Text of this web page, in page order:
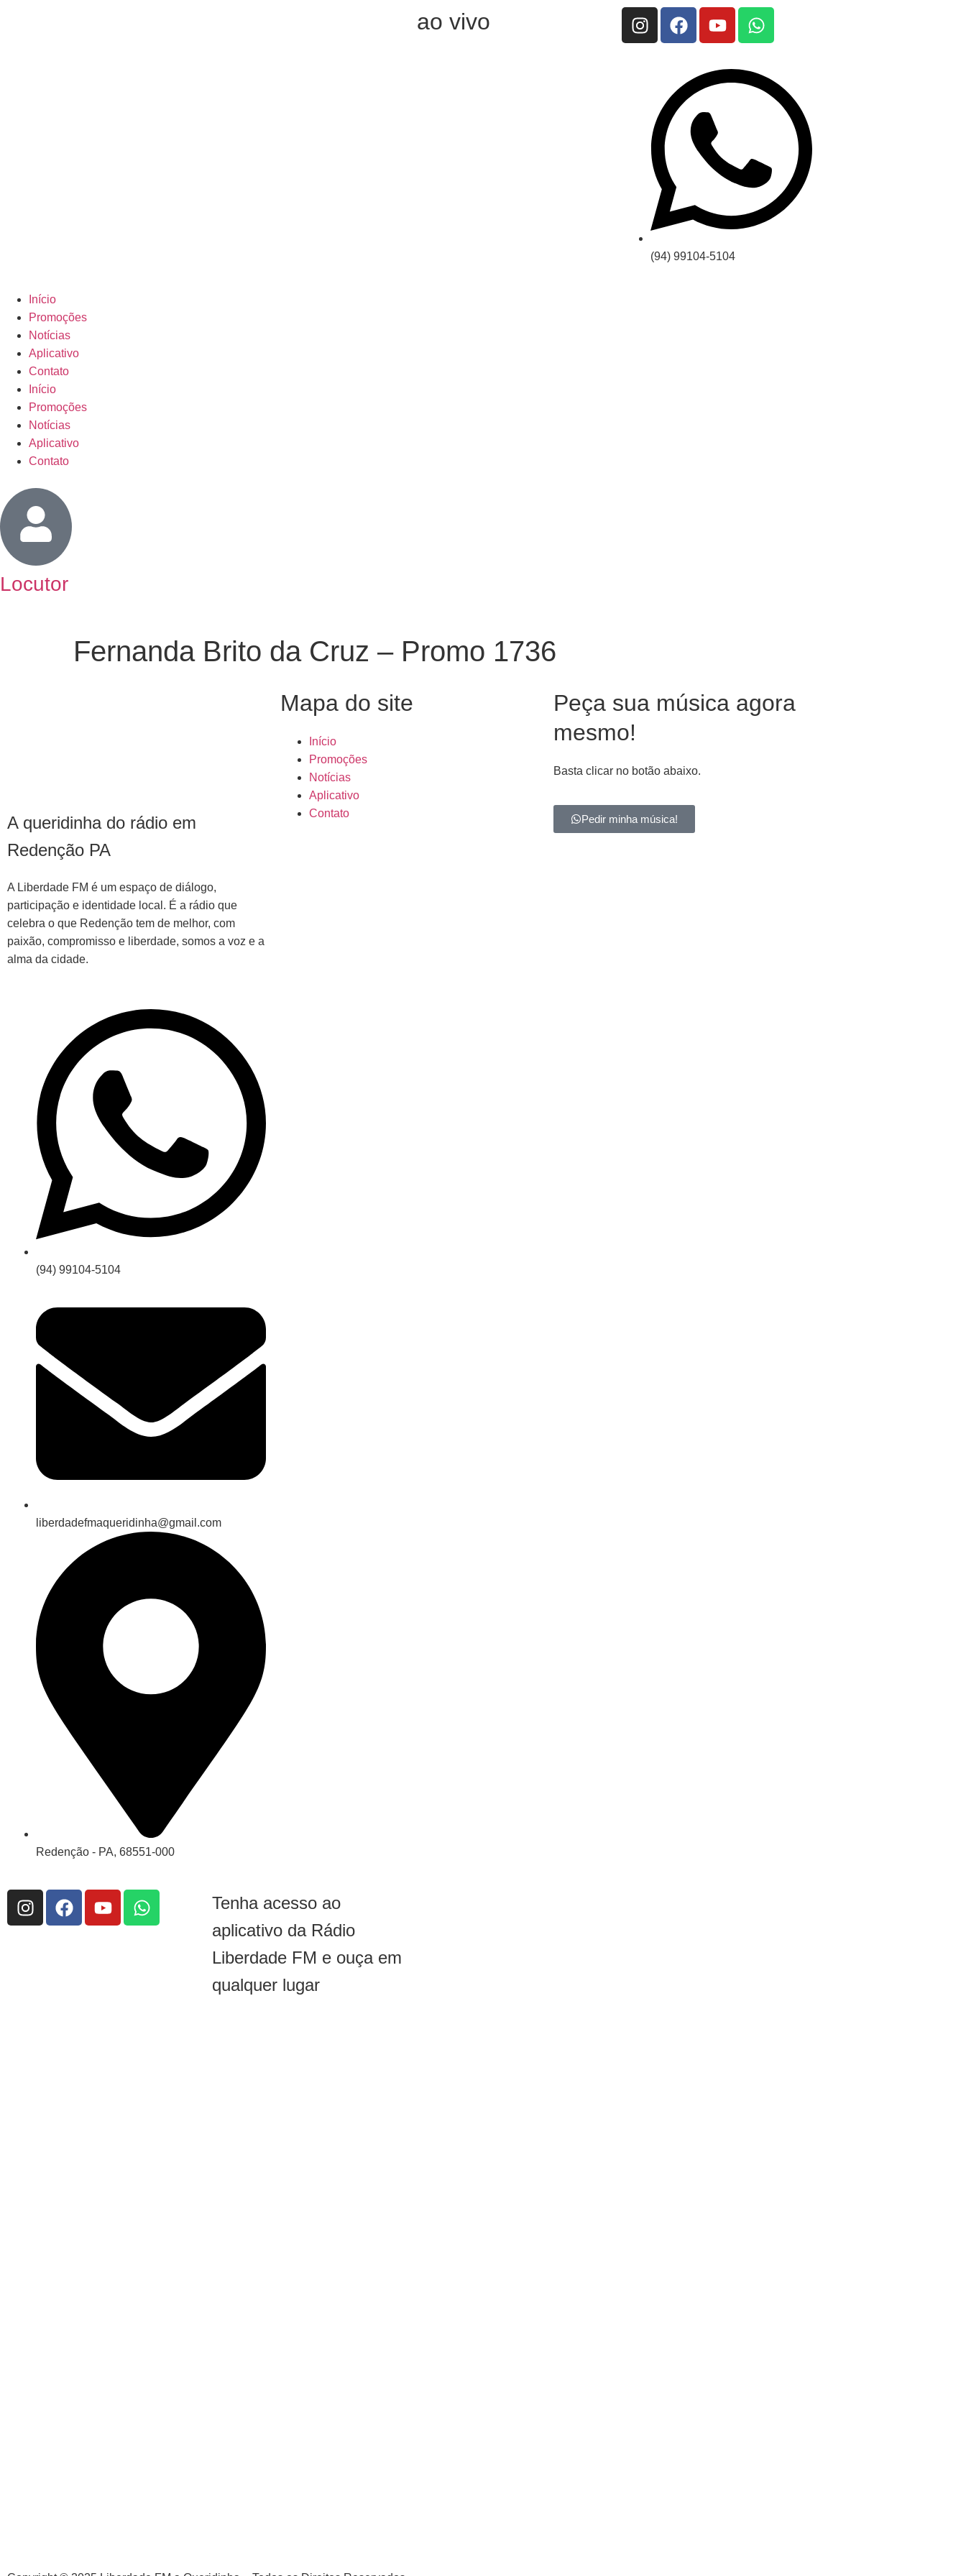
ao vivo
(94) 99104-5104
Início
Promoções
Notícias
Aplicativo
Contato
Início
Promoções
Notícias
Aplicativo
Contato
Locutor
Fernanda Brito da Cruz – Promo 1736
A queridinha do rádio em
Redenção PA
A Liberdade FM é um espaço de diálogo,
participação e identidade local. É a rádio que
celebra o que Redenção tem de melhor, com
paixão, compromisso e liberdade, somos a voz e a
alma da cidade.
(94) 99104-5104
liberdadefmaqueridinha@gmail.com
Redenção - PA, 68551-000
Mapa do site
Início
Promoções
Notícias
Aplicativo
Contato
Peça sua música agora
mesmo!
Basta clicar no botão abaixo.
Pedir minha música!
Tenha acesso ao
aplicativo da Rádio
Liberdade FM e ouça em
qualquer lugar